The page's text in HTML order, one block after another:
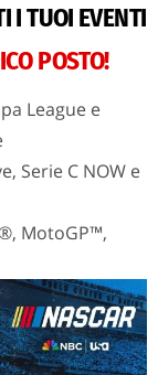
I TUOI EVENTI
POSTO!
League e
Serie C NOW e
MotoGP™,